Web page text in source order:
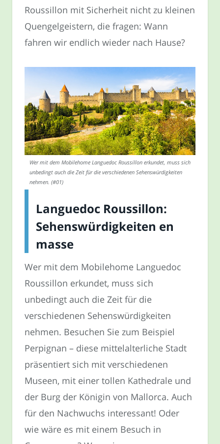
Roussillon mit Sicherheit nicht zu kleinen
Quengelgeistern, die fragen: Wann
fahren wir endlich wieder nach Hause?
Wer mit dem Mobilehome Languedoc Roussillon erkundet, muss sich
unbedingt auch die Zeit für die verschiedenen Sehenswürdigkeiten
nehmen. (#01)
Languedoc Roussillon:
Sehenswürdigkeiten en
masse
Wer mit dem Mobilehome Languedoc
Roussillon erkundet, muss sich
unbedingt auch die Zeit für die
verschiedenen Sehenswürdigkeiten
nehmen. Besuchen Sie zum Beispiel
Perpignan – diese mittelalterliche Stadt
präsentiert sich mit verschiedenen
Museen, mit einer tollen Kathedrale und
der Burg der Königin von Mallorca. Auch
für den Nachwuchs interessant! Oder
wie wäre es mit einem Besuch in